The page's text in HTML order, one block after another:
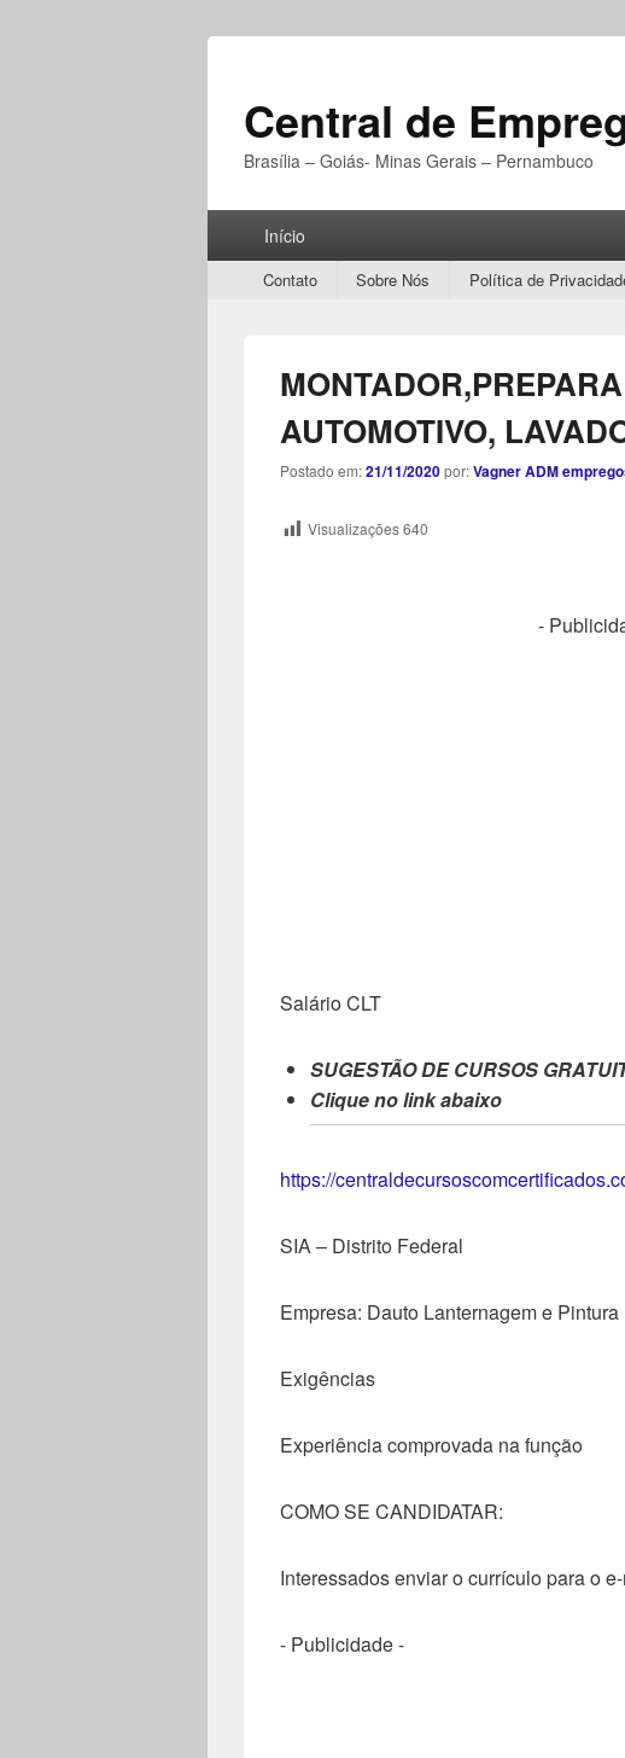
Central de
Brasília – Goiás- Minas Gerais – Pernambuco
PrincipalInício
Secondary
Contato Sobre Nós Política de
AUTOMOTIVO,
Postado em:21/11/2020por:Vagner ADM
Visualizações640
-
Salário CLT
SUGESTÃO DE CURSOS
Clique no link abaixo
https://
SIA – Distrito Federal
Empresa: Dauto Lanternagem e Pintura
Exigências
Experiência comprovada na função
COMO SE CANDIDATAR:
Interessados enviar o currículo para o
- Publicidade -